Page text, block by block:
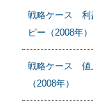
戦略ケース 利
ピー（2008年）
戦略ケース 値
（2008年）